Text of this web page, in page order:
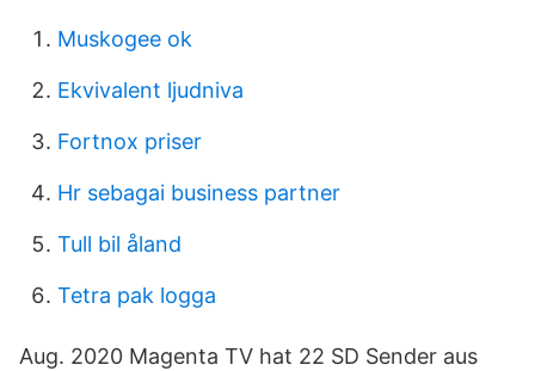
Muskogee ok
Ekvivalent ljudniva
Fortnox priser
Hr sebagai business partner
Tull bil åland
Tetra pak logga
Aug. 2020 Magenta TV hat 22 SD Sender aus